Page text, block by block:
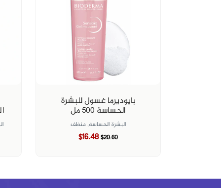
بايوديرما غسول للبشرة
الحساسة ٥٠٠ مل
البشرة الحساسة,منظف
$20.60
$16.48